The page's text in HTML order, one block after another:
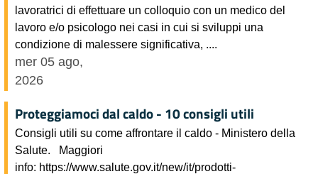
lavoratrici di effettuare un colloquio con un medico del
lavoro e/o psicologo nei casi in cui si sviluppi una
condizione di malessere significativa, ....
mer 05 ago,
2026
Proteggiamoci dal caldo - 10 consigli utili
Consigli utili su come affrontare il caldo - Ministero della
Salute. Maggiori
info: https://www.salute.gov.it/new/it/prodotti-